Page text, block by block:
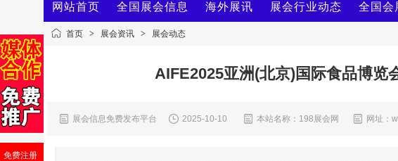
网站首页 全国展会信息 海外展讯 展会行业动态 全国会
首页 > 展会资讯 > 展会动态
AIFE2025亚洲(北京)国际食品博览
展会信息免费发布平台 2025-10-10 本站名称：198展会网 网址：
免费注册